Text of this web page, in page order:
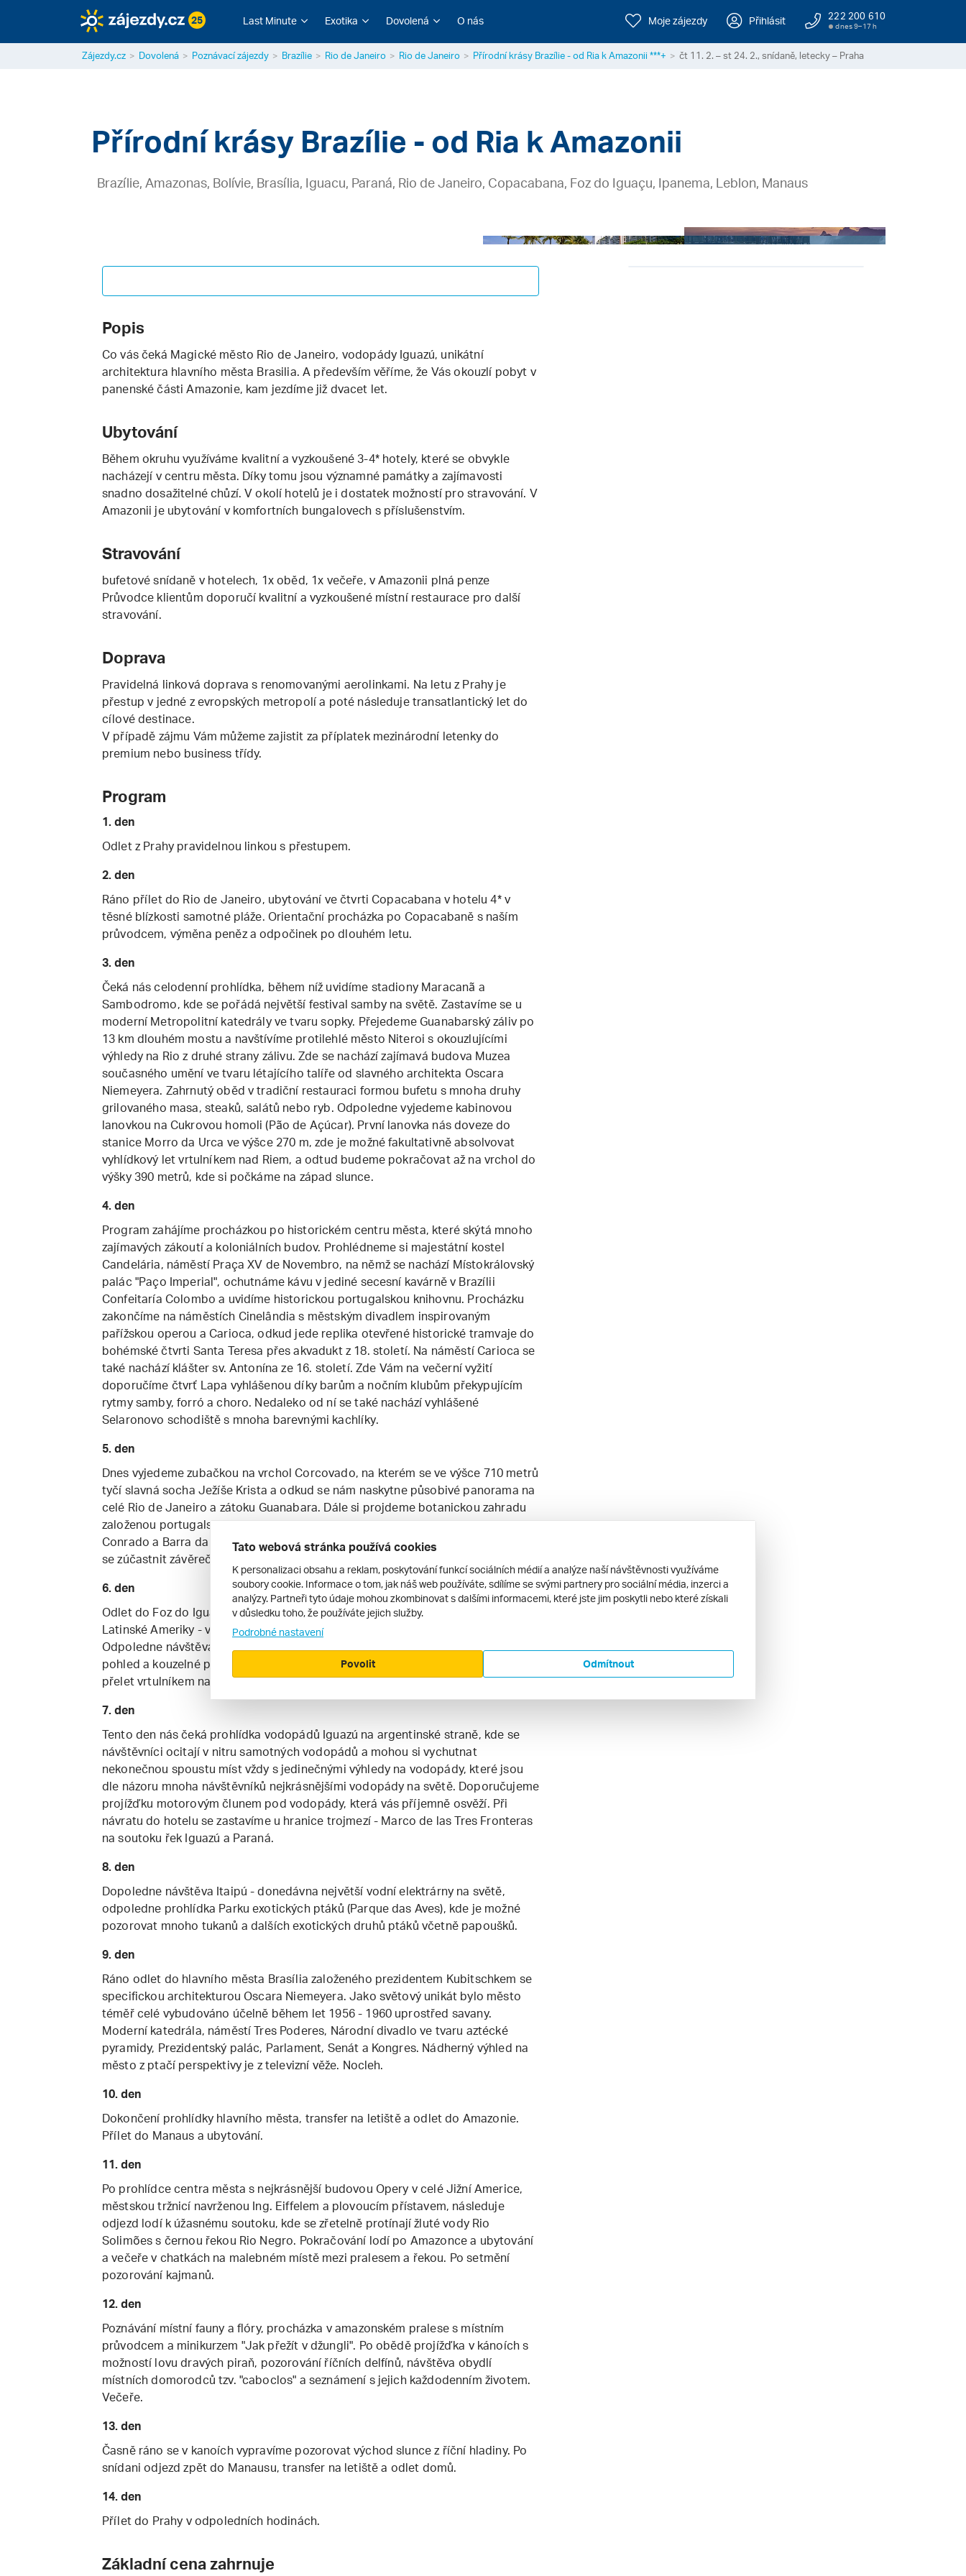
25 Last Minute Exotika Dovolená O nás Moje zájezdy Přihlásit 222 200 610
dnes 9–17 h
Zájezdy.cz Dovolená Poznávací zájezdy Brazílie Rio de Janeiro Rio de Janeiro Přírodní krásy Brazílie - od Ria k Amazonii ***+ čt 11. 2. – st 24. 2., snídaně, letecky – Praha
Přírodní krásy Brazílie - od Ria k Amazonii
Brazílie, Amazonas, Bolívie, Brasília, Iguacu, Paraná, Rio de Janeiro, Copacabana, Foz do Iguaçu, Ipanema, Leblon, Manaus
Popis
Co vás čeká Magické město Rio de Janeiro, vodopády Iguazú, unikátní
architektura hlavního města Brasilia. A především věříme, že Vás okouzlí pobyt v
panenské části Amazonie, kam jezdíme již dvacet let.
Ubytování
Během okruhu využíváme kvalitní a vyzkoušené 3-4* hotely, které se obvykle
nacházejí v centru města. Díky tomu jsou významné památky a zajímavosti
snadno dosažitelné chůzí. V okolí hotelů je i dostatek možností pro stravování. V
Amazonii je ubytování v komfortních bungalovech s příslušenstvím.
Stravování
bufetové snídaně v hotelech, 1x oběd, 1x večeře, v Amazonii plná penze
Průvodce klientům doporučí kvalitní a vyzkoušené místní restaurace pro další
stravování.
Doprava
Pravidelná linková doprava s renomovanými aerolinkami. Na letu z Prahy je
přestup v jedné z evropských metropolí a poté následuje transatlantický let do
cílové destinace.
V případě zájmu Vám můžeme zajistit za příplatek mezinárodní letenky do
premium nebo business třídy.
Program
1. den
Odlet z Prahy pravidelnou linkou s přestupem.
2. den
Ráno přílet do Rio de Janeiro, ubytování ve čtvrti Copacabana v hotelu 4* v
těsné blízkosti samotné pláže. Orientační procházka po Copacabaně s naším
průvodcem, výměna peněz a odpočinek po dlouhém letu.
3. den
Čeká nás celodenní prohlídka, během níž uvidíme stadiony Maracanã a
Sambodromo, kde se pořádá největší festival samby na světě. Zastavíme se u
moderní Metropolitní katedrály ve tvaru sopky. Přejedeme Guanabarský záliv po
13 km dlouhém mostu a navštívíme protilehlé město Niteroi s okouzlujícími
výhledy na Rio z druhé strany zálivu. Zde se nachází zajímavá budova Muzea
současného umění ve tvaru létajícího talíře od slavného architekta Oscara
Niemeyera. Zahrnutý oběd v tradiční restauraci formou bufetu s mnoha druhy
grilovaného masa, steaků, salátů nebo ryb. Odpoledne vyjedeme kabinovou
lanovkou na Cukrovou homoli (Pão de Açúcar). První lanovka nás doveze do
stanice Morro da Urca ve výšce 270 m, zde je možné fakultativně absolvovat
vyhlídkový let vrtulníkem nad Riem, a odtud budeme pokračovat až na vrchol do
výšky 390 metrů, kde si počkáme na západ slunce.
4. den
Program zahájíme procházkou po historickém centru města, které skýtá mnoho
zajímavých zákoutí a koloniálních budov. Prohlédneme si majestátní kostel
Candelária, náměstí Praça XV de Novembro, na němž se nachází Místokrálovský
palác "Paço Imperial", ochutnáme kávu v jediné secesní kavárně v Brazílii
Confeitaría Colombo a uvidíme historickou portugalskou knihovnu. Procházku
zakončíme na náměstích Cinelândia s městským divadlem inspirovaným
pařížskou operou a Carioca, odkud jede replika otevřené historické tramvaje do
bohémské čtvrti Santa Teresa přes akvadukt z 18. století. Na náměstí Carioca se
také nachází klášter sv. Antonína ze 16. století. Zde Vám na večerní vyžití
doporučíme čtvrť Lapa vyhlášenou díky barům a nočním klubům překypujícím
rytmy samby, forró a choro. Nedaleko od ní se také nachází vyhlášené
Selaronovo schodiště s mnoha barevnými kachlíky.
5. den
Dnes vyjedeme zubačkou na vrchol Corcovado, na kterém se ve výšce 710 metrů
tyčí slavná socha Ježíše Krista a odkud se nám naskytne působivé panorama na
celé Rio de Janeiro a zátoku Guanabara. Dále si projdeme botanickou zahradu
založenou portugalským králem Janem VI., uvidíme pláže Leblon, Ipanema, São
Conrado a Barra da Tijuca. V jarním termínu (únor/březen) je možné fakultativně
se zúčastnit závěrečného defilé karnevalu na Sambodromu.
6. den
Odlet do Foz do Iguaçu, kde se nachází jedna z největších přírodních atrakcí
Latinské Ameriky - vodopády Iguacu na hranicích Brazílie a Argentiny.
Odpoledne návštěva vodopádů na brazilské straně, která Vám umožní ucelený
pohled a kouzelné panorama na celkovou šířku vodopádů. Fakultativně je možný
přelet vrtulníkem nad vodopády.
7. den
Tento den nás čeká prohlídka vodopádů Iguazú na argentinské straně, kde se
návštěvníci ocitají v nitru samotných vodopádů a mohou si vychutnat
nekonečnou spoustu míst vždy s jedinečnými výhledy na vodopády, které jsou
dle názoru mnoha návštěvníků nejkrásnějšími vodopády na světě. Doporučujeme
projížďku motorovým člunem pod vodopády, která vás příjemně osvěží. Při
návratu do hotelu se zastavíme u hranice trojmezí - Marco de las Tres Fronteras
na soutoku řek Iguazú a Paraná.
8. den
Dopoledne návštěva Itaipú - donedávna největší vodní elektrárny na světě,
odpoledne prohlídka Parku exotických ptáků (Parque das Aves), kde je možné
pozorovat mnoho tukanů a dalších exotických druhů ptáků včetně papoušků.
9. den
Ráno odlet do hlavního města Brasília založeného prezidentem Kubitschkem se
specifickou architekturou Oscara Niemeyera. Jako světový unikát bylo město
téměř celé vybudováno účelně během let 1956 - 1960 uprostřed savany.
Moderní katedrála, náměstí Tres Poderes, Národní divadlo ve tvaru aztécké
pyramidy, Prezidentský palác, Parlament, Senát a Kongres. Nádherný výhled na
město z ptačí perspektivy je z televizní věže. Nocleh.
10. den
Dokončení prohlídky hlavního města, transfer na letiště a odlet do Amazonie.
Přílet do Manaus a ubytování.
11. den
Po prohlídce centra města s nejkrásnější budovou Opery v celé Jižní Americe,
městskou tržnicí navrženou Ing. Eiffelem a plovoucím přístavem, následuje
odjezd lodí k úžasnému soutoku, kde se zřetelně protínají žluté vody Rio
Solimões s černou řekou Rio Negro. Pokračování lodí po Amazonce a ubytování
a večeře v chatkách na malebném místě mezi pralesem a řekou. Po setmění
pozorování kajmanů.
12. den
Poznávání místní fauny a flóry, procházka v amazonském pralese s místním
průvodcem a minikurzem "Jak přežít v džungli". Po obědě projížďka v kánoích s
možností lovu dravých piraň, pozorování říčních delfínů, návštěva obydlí
místních domorodců tzv. "caboclos" a seznámení s jejich každodenním životem.
Večeře.
13. den
Časně ráno se v kanoích vypravíme pozorovat východ slunce z říční hladiny. Po
snídani odjezd zpět do Manausu, transfer na letiště a odlet domů.
14. den
Přílet do Prahy v odpoledních hodinách.
Základní cena zahrnuje
Tato webová stránka používá cookies
K personalizaci obsahu a reklam, poskytování funkcí sociálních médií a analýze naší návštěvnosti využíváme
soubory cookie. Informace o tom, jak náš web používáte, sdílíme se svými partnery pro sociální média, inzerci a
analýzy. Partneři tyto údaje mohou zkombinovat s dalšími informacemi, které jste jim poskytli nebo které získali
v důsledku toho, že používáte jejich služby.
Podrobné nastavení
Odmítnout
Povolit